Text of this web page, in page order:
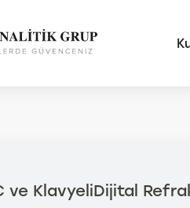
ve KlavyeliDijital